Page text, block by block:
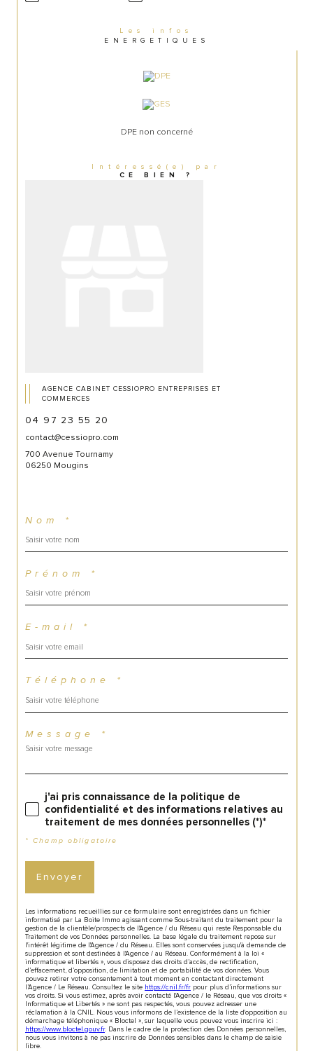
Contact : Arnaud DUNESME – 06.51.32.89.90
Les infos
ENERGETIQUES
DPE non concerné
Intéressé(e) par
CE BIEN ?
AGENCE CABINET CESSIOPRO ENTREPRISES ET
COMMERCES
04 97 23 55 20
contact@cessiopro.com
700 Avenue Tournamy
06250 Mougins
Nom *
Prénom *
E-mail *
Téléphone *
Message *
j'ai pris connaissance de la politique de
confidentialité et des informations relatives au
traitement de mes données personnelles (*)*
* Champ obligatoire
Envoyer
Les informations recueillies sur ce formulaire sont enregistrées dans un fichier
informatisé par La Boite Immo agissant comme Sous-traitant du traitement pour la
gestion de la clientèle/prospects de l'Agence / du Réseau qui reste Responsable du
Traitement de vos Données personnelles. La base légale du traitement repose sur
l'intérêt légitime de l'Agence / du Réseau. Elles sont conservées jusqu'à demande de
suppression et sont destinées à l'Agence / au Réseau. Conformément à la loi «
informatique et libertés », vous disposez des droits d’accès, de rectification,
d’effacement, d’opposition, de limitation et de portabilité de vos données. Vous
pouvez retirer votre consentement à tout moment en contactant directement
l’Agence / Le Réseau. Consultez le site https://cnil.fr/fr pour plus d’informations sur
vos droits. Si vous estimez, après avoir contacté l'Agence / le Réseau, que vos droits «
Informatique et Libertés » ne sont pas respectés, vous pouvez adresser une
réclamation à la CNIL. Nous vous informons de l’existence de la liste d'opposition au
démarchage téléphonique « Bloctel », sur laquelle vous pouvez vous inscrire ici :
https://www.bloctel.gouv.fr. Dans le cadre de la protection des Données personnelles,
nous vous invitons à ne pas inscrire de Données sensibles dans le champ de saisie
libre.